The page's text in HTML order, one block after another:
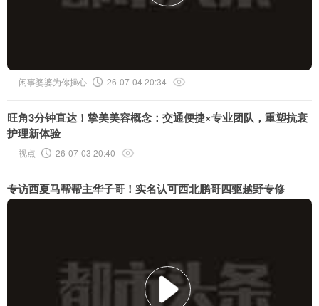
闲事婆婆为你操心 26-07-04 20:34
旺角3分钟直达！挚美美容概念：交通便捷×专业团队，重塑抗衰
护理新体验
视点 26-07-03 20:40
专访西夏马帮帮主华子哥！实名认可西北鹏哥四驱越野专修